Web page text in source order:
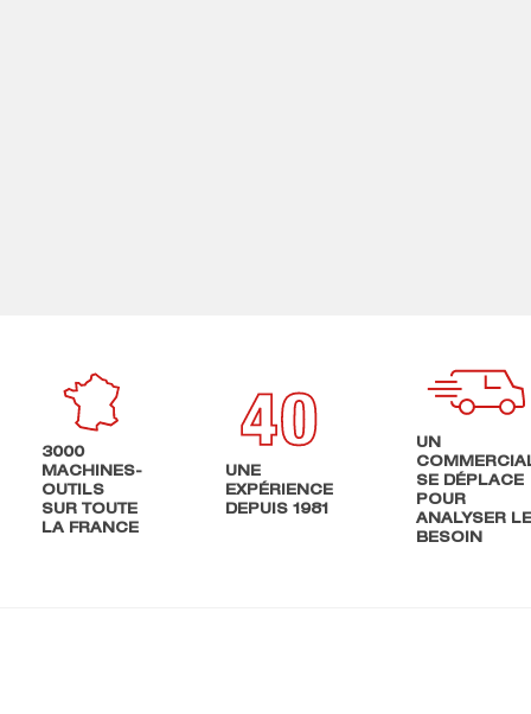
3000
MACHINES-
OUTILS
SUR TOUTE
LA FRANCE
UNE
EXPÉRIENCE
DEPUIS 1981
UN
SE DÉPLACE
POUR
ANALYSER LE
BESOIN